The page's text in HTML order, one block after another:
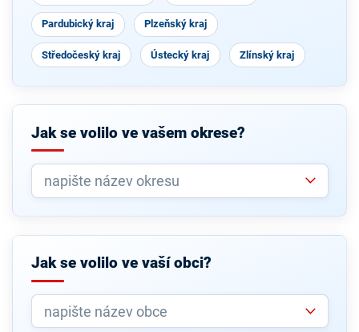
Pardubický kraj Plzeňský kraj
Středočeský kraj Ústecký kraj Zlínský kraj
Jak se volilo ve vašem okrese?
Jak se volilo ve vaší obci?